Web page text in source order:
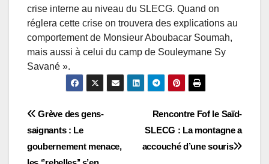
crise interne au niveau du SLECG. Quand on
réglera cette crise on trouvera des explications au
comportement de Monsieur Aboubacar Soumah,
mais aussi à celui du camp de Souleymane Sy
Savané ».
Navigation
de
Rencontre Fof le Saïd-
SLECG : La montagne a
accouché d’une souris
Grève des gens-
saignants : Le
goubernement menace,